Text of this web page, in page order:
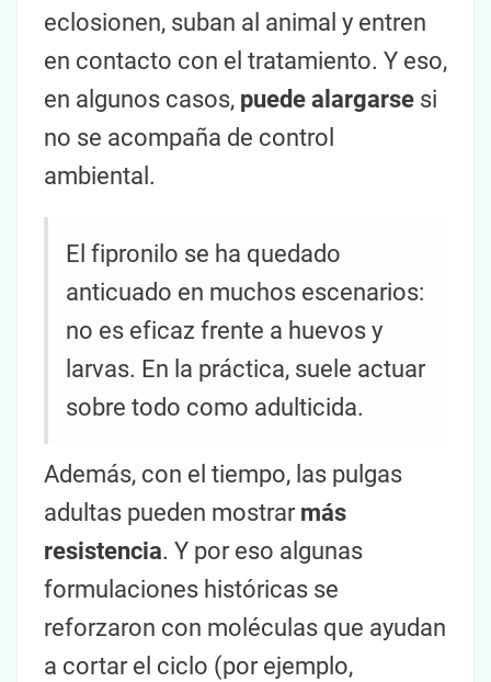
eclosionen, suban al animal y entren
en contacto con el tratamiento. Y eso,
en algunos casos, puede alargarse si
no se acompaña de control
ambiental.
El fipronilo se ha quedado
anticuado en muchos escenarios:
no es eficaz frente a huevos y
larvas. En la práctica, suele actuar
sobre todo como adulticida.
Además, con el tiempo, las pulgas
adultas pueden mostrar más
resistencia. Y por eso algunas
formulaciones históricas se
reforzaron con moléculas que ayudan
a cortar el ciclo (por ejemplo,